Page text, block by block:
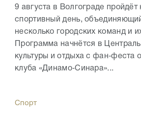
9 августа в Волгограде
спортивный день,
несколько городских команд и
Программа начнётся в
культуры и отдыха с фан‑феста
клуба «Динамо‑Синара»...
Спорт